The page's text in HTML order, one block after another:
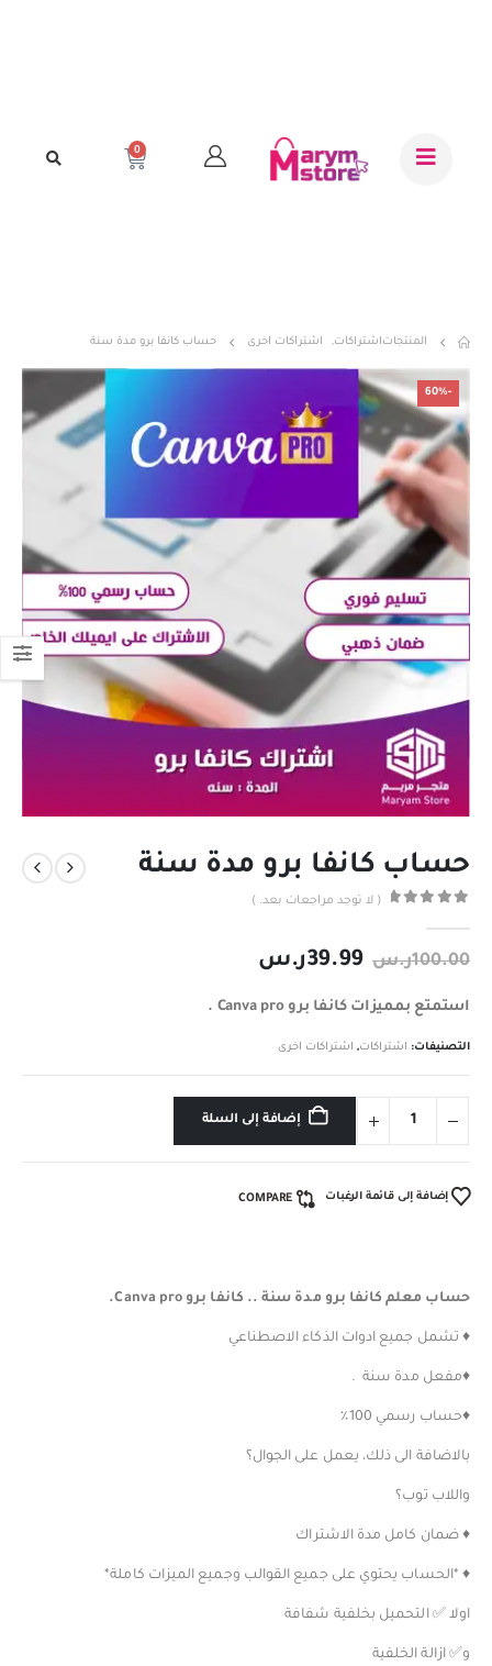
0
المنتجاتاشتراكات, اشتراكات اخرى حساب كانفا برو مدة سنة
-60%
حساب كانفا برو مدة سنة
( لا توجد مراجعات بعد. )
100.00ر.س 39.99ر.س
استمتع بمميزات كانفا برو Canva pro .
التصنيفات: اشتراكات, اشتراكات اخرى
إضافة إلى السلة
إضافة إلى قائمة الرغبات COMPARE
حساب معلم كانفا برو مدة سنة .. كانفا برو Canva pro.
♦️ تشمل جميع ادوات الذكاء الاصطناعي
♦️مفعل مدة سنة .
♦️حساب رسمي 100٪؜
بالاضافة الى ذلك، يعمل على الجوال؟
واللاب توب؟
♦️ ضمان كامل مدة الاشتراك
♦️ *الحساب يحتوي على جميع القوالب وجميع الميزات كاملة*
اولا ✅ التحميل بخلفية شفافة
و✅ ازالة الخلفية